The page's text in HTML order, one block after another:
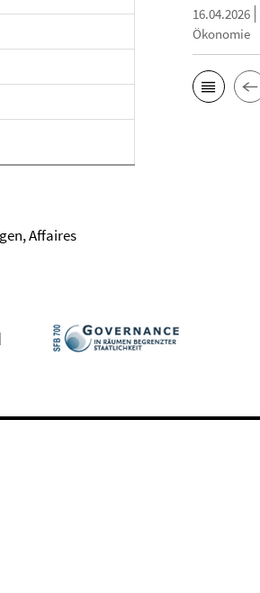
Affaires
16.04.2026
Ökonomie